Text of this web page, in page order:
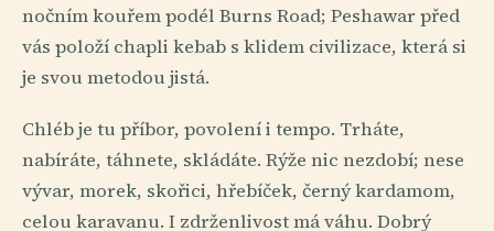
nočním kouřem podél Burns Road; Peshawar před
vás položí chapli kebab s klidem civilizace, která si
je svou metodou jistá.
Chléb je tu příbor, povolení i tempo. Trháte,
nabíráte, táhnete, skládáte. Rýže nic nezdobí; nese
vývar, morek, skořici, hřebíček, černý kardamom,
celou karavanu. I zdrženlivost má váhu. Dobrý